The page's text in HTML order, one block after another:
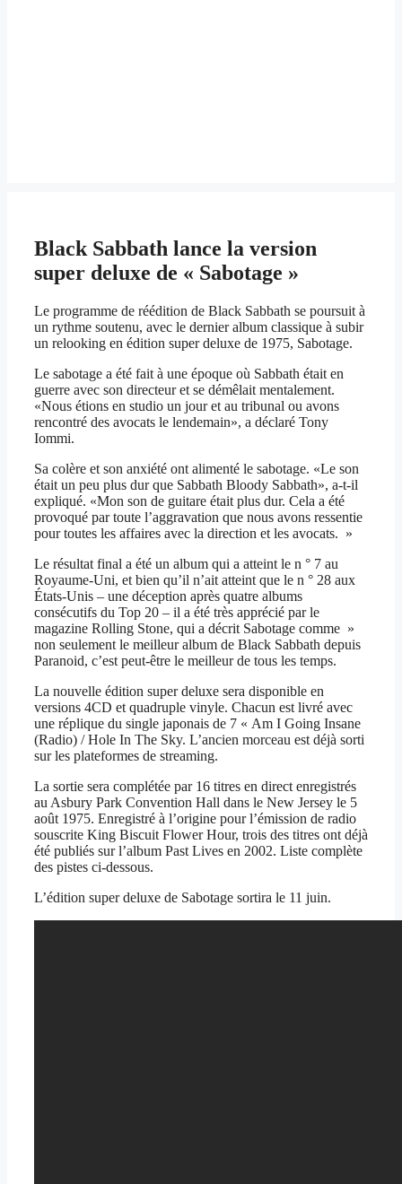
Black Sabbath lance la version
super deluxe de « Sabotage »
Le programme de réédition de Black Sabbath se poursuit à
un rythme soutenu, avec le dernier album classique à subir
un relooking en édition super deluxe de 1975, Sabotage.
Le sabotage a été fait à une époque où Sabbath était en
guerre avec son directeur et se démêlait mentalement.
«Nous étions en studio un jour et au tribunal ou avons
rencontré des avocats le lendemain», a déclaré Tony
Iommi.
Sa colère et son anxiété ont alimenté le sabotage. «Le son
était un peu plus dur que Sabbath Bloody Sabbath», a-t-il
expliqué. «Mon son de guitare était plus dur. Cela a été
provoqué par toute l’aggravation que nous avons ressentie
pour toutes les affaires avec la direction et les avocats. »
Le résultat final a été un album qui a atteint le n ° 7 au
Royaume-Uni, et bien qu’il n’ait atteint que le n ° 28 aux
États-Unis – une déception après quatre albums
consécutifs du Top 20 – il a été très apprécié par le
magazine Rolling Stone, qui a décrit Sabotage comme »
non seulement le meilleur album de Black Sabbath depuis
Paranoid, c’est peut-être le meilleur de tous les temps.
La nouvelle édition super deluxe sera disponible en
versions 4CD et quadruple vinyle. Chacun est livré avec
une réplique du single japonais de 7 « Am I Going Insane
(Radio) / Hole In The Sky. L’ancien morceau est déjà sorti
sur les plateformes de streaming.
La sortie sera complétée par 16 titres en direct enregistrés
au Asbury Park Convention Hall dans le New Jersey le 5
août 1975. Enregistré à l’origine pour l’émission de radio
souscrite King Biscuit Flower Hour, trois des titres ont déjà
été publiés sur l’album Past Lives en 2002. Liste complète
des pistes ci-dessous.
L’édition super deluxe de Sabotage sortira le 11 juin.